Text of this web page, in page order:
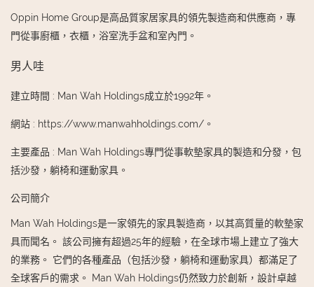
Oppin Home Group是高品質家居家具的領先製造商和供應商，專
門從事廚櫃，衣櫃，浴室洗手盆和室內門。
男人哇
建立時間 : Man Wah Holdings成立於1992年。
網站 : https://www.manwahholdings.com/。
主要產品 : Man Wah Holdings專門從事軟墊家具的製造和分發，包
括沙發，躺椅和運動家具。
公司簡介
Man Wah Holdings是一家領先的家具製造商，以其高質量的軟墊家
具而聞名。 該公司擁有超過25年的經驗，在全球市場上建立了強大
的業務。 它們的各種產品（包括沙發，躺椅和運動家具）都滿足了
全球客戶的需求。 Man Wah Holdings仍然致力於創新，設計卓越